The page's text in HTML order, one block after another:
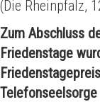
(Die Rheinpfalz,
Zum Abschluss
Friedenstage